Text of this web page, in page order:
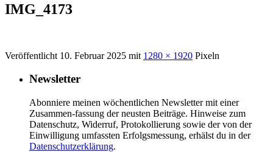
IMG_4173
Veröffentlicht 10. Februar 2025 mit 1280 × 1920 Pixeln
Newsletter
Abonniere meinen wöchentlichen Newsletter mit einer
Zusammen-fassung der neusten Beiträge. Hinweise zum
Datenschutz, Widerruf, Protokollierung sowie der von der
Einwilligung umfassten Erfolgsmessung, erhälst du in der
Datenschutzerklärung.